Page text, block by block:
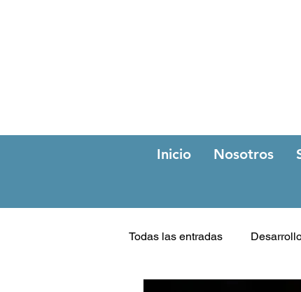
Inicio Nosotros
Todas las entradas